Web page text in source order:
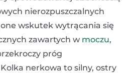
nierozpuszczalnych
one wskutek wytrącania się
zawartych w moczu,
próg
nerkowa to silny, ostry